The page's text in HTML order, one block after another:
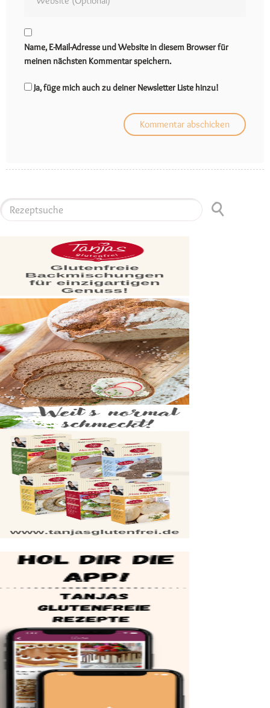
Name, E-Mail-Adresse und Website in diesem Browser für
meinen nächsten Kommentar speichern.
Ja, füge mich auch zu deiner Newsletter Liste hinzu!